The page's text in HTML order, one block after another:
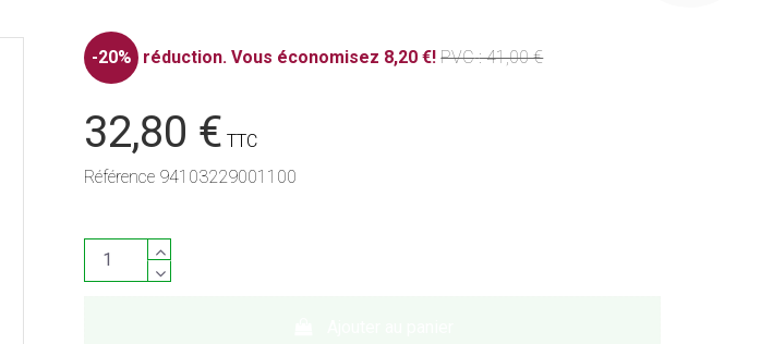
-20% réduction.Vous économisez 8,20 €! PVC : 41,00 €
32,80 € TTC
Référence 94103229001100